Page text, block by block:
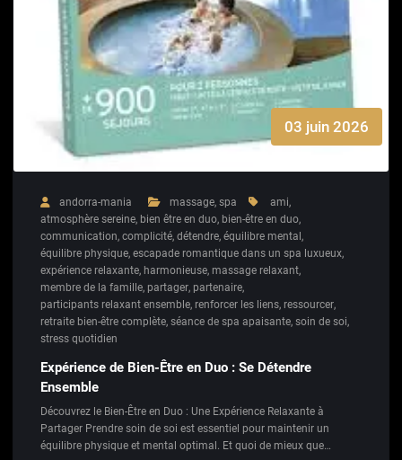
03 juin 2026
andorra-mania massage, spa ami,
atmosphère sereine, bien être en duo, bien-être en duo,
communication, complicité, détendre, équilibre mental ,
équilibre physique, escapade romantique dans un spa luxueux,
expérience relaxante, harmonieuse, massage relaxant,
membre de la famille, partager, partenaire,
participants relaxant ensemble, renforcer les liens, ressourcer,
retraite bien-être complète, séance de spa apaisante, soin de soi,
stress quotidien
Expérience de Bien-Être en Duo : Se Détendre
Ensemble
Découvrez le Bien-Être en Duo : Une Expérience Relaxante à
Partager Prendre soin de soi est essentiel pour maintenir un
équilibre physique et mental optimal. Et quoi de mieux que…